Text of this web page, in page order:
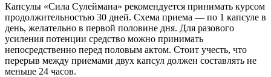
Капсулы «Сила Сулеймана» рекомендуется принимать курсом
продолжительностью 30 дней. Схема приема — по 1 капсуле в
день, желательно в первой половине дня. Для разового
усиления потенции средство можно принимать
непосредственно перед половым актом. Стоит учесть, что
перерыв между приемами двух капсул должен составлять не
меньше 24 часов.